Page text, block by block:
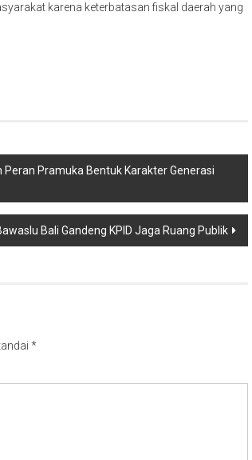
karena keterbatasan fiskal daerah yang
Pramuka Bentuk Karakter Generasi
Bali Gandeng KPID Jaga Ruang Publik
*